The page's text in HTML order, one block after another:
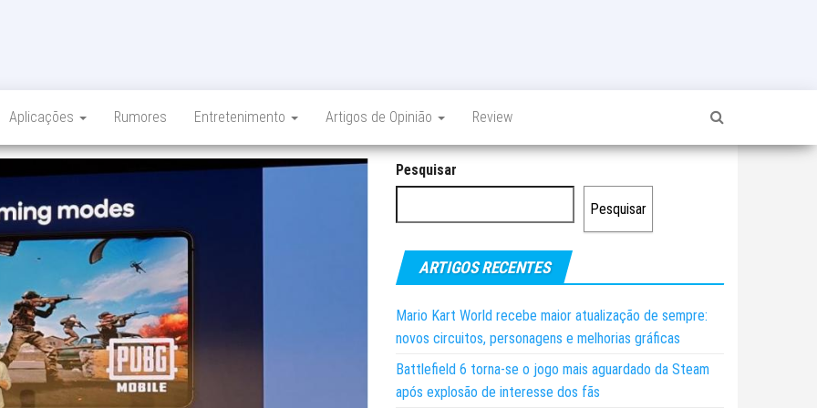
Aplicações Rumores Entretenimento Artigos de Opinião Review
Pesquisar
Pesquisar
ARTIGOS RECENTES
Mario Kart World recebe maior atualização de sempre:
novos circuitos, personagens e melhorias gráficas
Battlefield 6 torna-se o jogo mais aguardado da Steam
após explosão de interesse dos fãs